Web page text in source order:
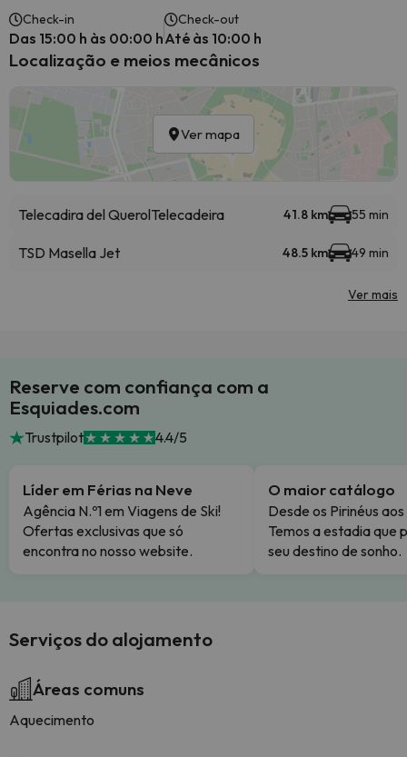
Check-in
Das 15:00 h às 00:00 h
Check-out
Até às 10:00 h
Localização e meios mecânicos
Ver mapa
Telecadira del QuerolTelecadeira 41.8 km 55 min
TSD Masella Jet 48.5 km 49 min
Ver mais
Reserve com confiança com a
Esquiades.com
Trustpilot 4.4/5
Líder em Férias na Neve
Agência N.º1 em Viagens de Ski!
Ofertas exclusivas que só
encontra no nosso website.
O maior catálogo
Desde os Pirinéus
Temos a estadia que
seu destino de sonho.
Serviços do alojamento
Áreas comuns
Aquecimento